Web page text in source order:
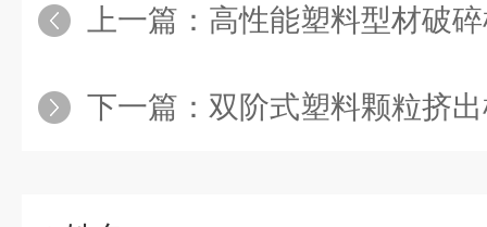
上一篇： 高性能塑料型材破
下一篇： 双阶式塑料颗粒挤